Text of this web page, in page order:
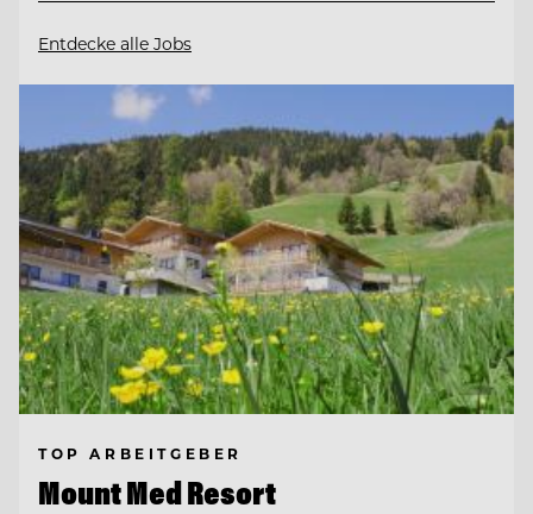
Entdecke alle Jobs
TOP ARBEITGEBER
Mount Med Resort